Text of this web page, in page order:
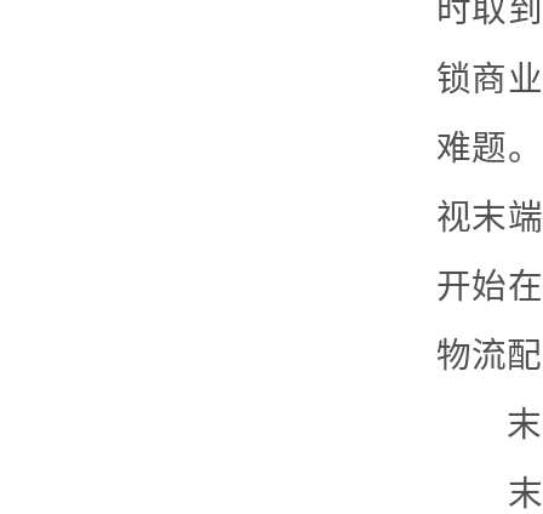
时取
锁商
难题
视末
开始
物流
末
末端